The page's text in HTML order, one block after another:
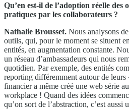
Qu’en est-il de l’adoption réelle des
pratiques par les collaborateurs ?
Nathalie Brousset. Nous analysons
outils, qui, pour le moment se situent
entités, en augmentation constante.
un réseau d’ambassadeurs qui nous
quotidien. Par exemple, des entités
reporting différemment autour de leurs
financier a même créé une web série
workplace ! Quand des idées
qu’on sort de l’abstraction, c’est aussi